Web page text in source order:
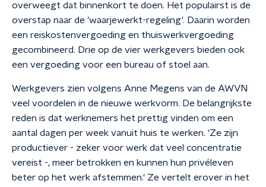
overweegt dat binnenkort te doen. Het populairst is de
overstap naar de 'waarjewerkt-regeling'. Daarin worden
een reiskostenvergoeding en thuiswerkvergoeding
gecombineerd. Drie op de vier werkgevers bieden ook
een vergoeding voor een bureau of stoel aan.
Werkgevers zien volgens Anne Megens van de AWVN
veel voordelen in de nieuwe werkvorm. De belangrijkste
reden is dat werknemers het prettig vinden om een
aantal dagen per week vanuit huis te werken. 'Ze zijn
productiever - zeker voor werk dat veel concentratie
vereist -, meer betrokken en kunnen hun privéleven
beter op het werk afstemmen.' Ze vertelt erover in het